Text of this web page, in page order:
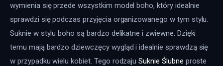
wymienia się przede wszystkim model boho, który idealnie
sprawdzi się podczas przyjęcia organizowanego w tym stylu.
Suknie w stylu boho są bardzo delikatne i zwiewne. Dzięki
temu mają bardzo dziewczęcy wygląd i idealnie sprawdzą się
w przypadku wielu kobiet. Tego rodzaju Suknie Ślubne proste